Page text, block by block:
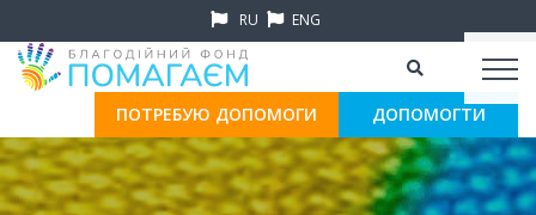
RU ENG
ПОТРЕБУЮ ДОПОМОГИ ДОПОМОГТИ